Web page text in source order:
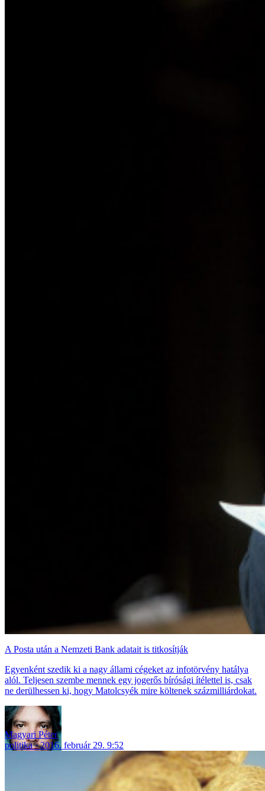
A Posta után a Nemzeti Bank adatait is titkosítják
Egyenként szedik ki a nagy állami cégeket az infotörvény hatálya
alól. Teljesen szembe mennek egy jogerős bírósági ítélettel is, csak
ne derülhessen ki, hogy Matolcsyék mire költenek százmilliárdokat.
Magyari Péter
politika
2016. február 29. 9:52